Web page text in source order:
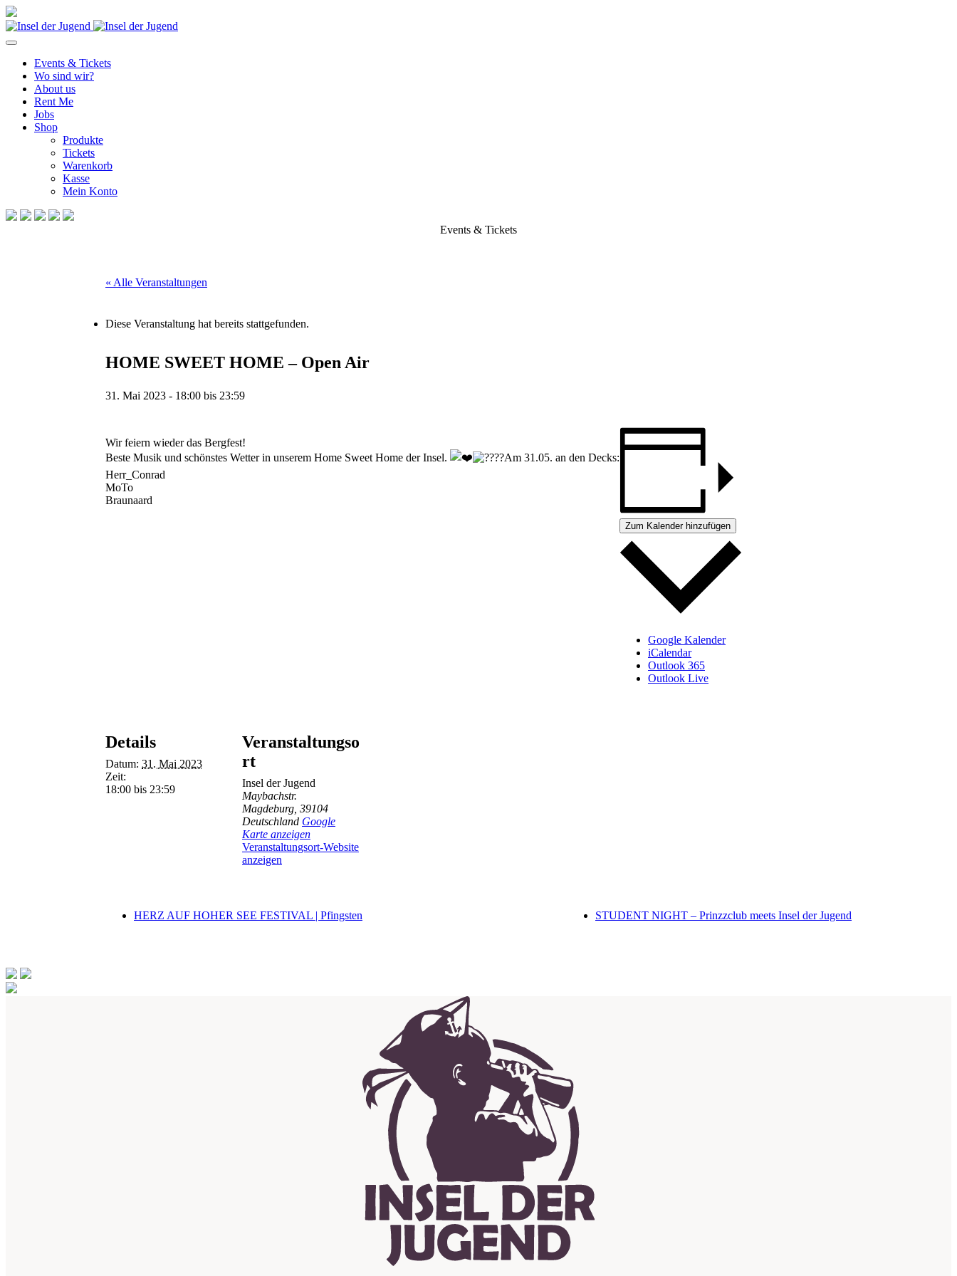
Events & Tickets
Wo sind wir?
About us
Rent Me
Jobs
Shop
Produkte
Tickets
Warenkorb
Kasse
Mein Konto
Events & Tickets
« Alle Veranstaltungen
Diese Veranstaltung hat bereits stattgefunden.
HOME SWEET HOME – Open Air
31. Mai 2023 - 18:00 bis 23:59
Wir feiern wieder das Bergfest!
Beste Musik und schönstes Wetter in unserem Home Sweet Home der Insel.
Am 31.05. an den Decks:
Herr_Conrad
MoTo
Braunaard
Zum Kalender hinzufügen
Google Kalender
iCalendar
Outlook 365
Outlook Live
Details
Datum: 31. Mai 2023
Zeit:
18:00 bis 23:59
Veranstaltungso
rt
Insel der Jugend
Maybachstr.
Magdeburg, 39104
Deutschland Google
Karte anzeigen
Veranstaltungsort-Website
anzeigen
HERZ AUF HOHER SEE FESTIVAL | Pfingsten STUDENT NIGHT – Prinzzclub meets Insel der Jugend